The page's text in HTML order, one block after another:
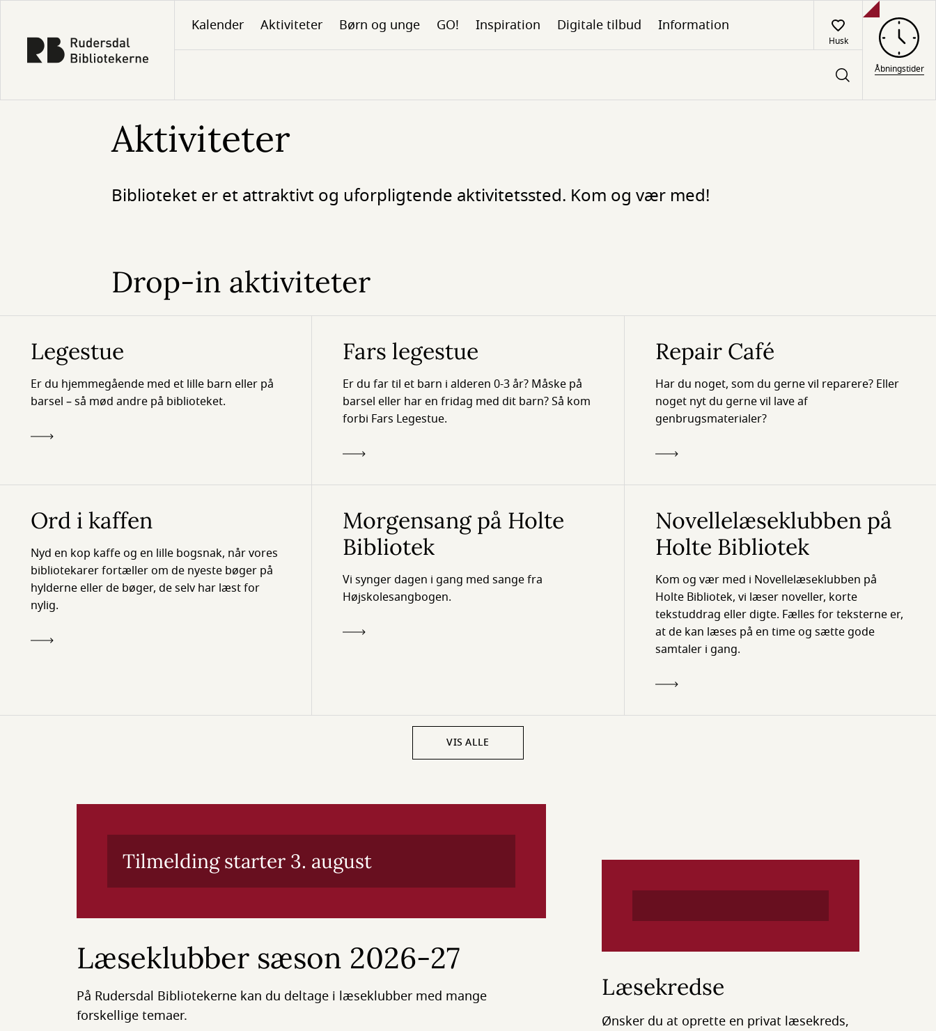
hovedindhold
Kalender Aktiviteter Børn og unge GO! Inspiration Digitale tilbud Information
Husk
Åbningstider
Aktiviteter
Biblioteket er et attraktivt og uforpligtende aktivitetssted. Kom og vær med!
Drop-in aktiviteter
Legestue
Er du hjemmegående med et lille barn eller på
barsel – så mød andre på biblioteket.
Fars legestue
Er du far til et barn i alderen 0-3 år? Måske på
barsel eller har en fridag med dit barn? Så kom
forbi Fars Legestue.
Repair Café
Har du noget, som du gerne vil reparere? Eller
noget nyt du gerne vil lave af
genbrugsmaterialer?
Ord i kaffen
Nyd en kop kaffe og en lille bogsnak, når vores
bibliotekarer fortæller om de nyeste bøger på
hylderne eller de bøger, de selv har læst for
nylig.
Morgensang på Holte
Bibliotek
Vi synger dagen i gang med sange fra
Højskolesangbogen.
Novellelæseklubben på
Holte Bibliotek
Kom og vær med i Novellelæseklubben på
Holte Bibliotek, vi læser noveller, korte
tekstuddrag eller digte. Fælles for teksterne er,
at de kan læses på en time og sætte gode
samtaler i gang.
VIS ALLE
Tilmelding starter 3. august
Læseklubber sæson 2026-27
På Rudersdal Bibliotekerne kan du deltage i læseklubber med mange
forskellige temaer.
Læsekredse
Ønsker du at oprette en privat læsekreds,